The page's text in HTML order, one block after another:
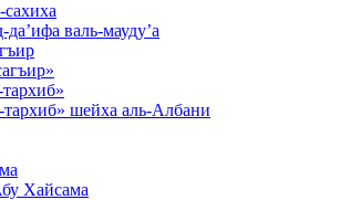
сахиха
валь-мауду’а
шейха аль-Албани
Хайсама